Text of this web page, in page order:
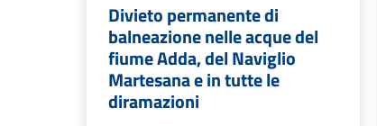
Divieto permanente di
balneazione nelle acque del
fiume Adda, del Naviglio
Martesana e in tutte le
diramazioni